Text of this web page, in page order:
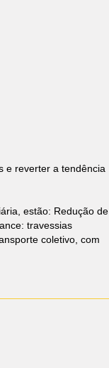
e reverter a tendência
estão: Redução de
travessias
coletivo, com